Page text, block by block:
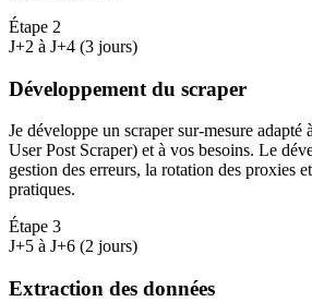
Étape 2
J+2 à J+4 (3 jours)
Développement du scraper
Je développe un scraper sur-mesure adapté
User Post Scraper) et à vos besoins. Le
gestion des erreurs, la rotation des proxies
pratiques.
Étape 3
J+5 à J+6 (2 jours)
Extraction des données